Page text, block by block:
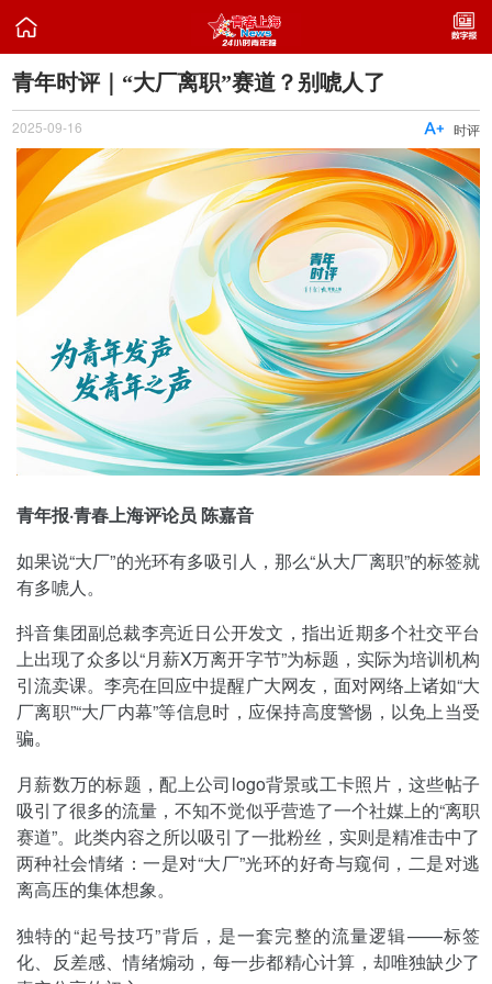

青年时评｜“大厂离职”赛道？别唬人了
2025-09-16 时评

青年报·青春上海评论员 陈嘉音
如果说“大厂”的光环有多吸引人，那么“从大厂离职”的标签就
有多唬人。
抖音集团副总裁李亮近日公开发文，指出近期多个社交平台
上出现了众多以“月薪X万离开字节”为标题，实际为培训机构
引流卖课。李亮在回应中提醒广大网友，面对网络上诸如“大
厂离职”“大厂内幕”等信息时，应保持高度警惕，以免上当受
骗。
月薪数万的标题，配上公司logo背景或工卡照片，这些帖子
吸引了很多的流量，不知不觉似乎营造了一个社媒上的“离职
赛道”。此类内容之所以吸引了一批粉丝，实则是精准击中了
两种社会情绪：一是对“大厂”光环的好奇与窥伺，二是对逃
离高压的集体想象。
独特的“起号技巧”背后，是一套完整的流量逻辑——标签
化、反差感、情绪煽动，每一步都精心计算，却唯独缺少了